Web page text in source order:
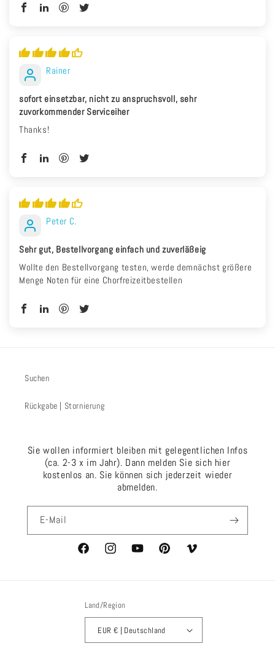
Rainer
sofort einsetzbar, nicht zu anspruchsvoll, sehr
zuvorkommender Serviceiher
Thanks!
Peter C.
Sehr gut, Bestellvorgang einfach und zuverläßeig
Wollte den Bestellvorgang testen, werde demnächst größere
Menge Noten für eine Chorfreizeitbestellen
Suchen
Rückgabe | Stornierung
Sie wollen informiert bleiben mit gelegentlichen Infos
(ca. 2-3 x im Jahr). Dann melden Sie sich hier
kostenlos an. Sie können sich jederzeit wieder
abmelden.
E-Mail
https://www.facebook.com/eckstein.hans.joachim/
https://www.instagram.com/
https://www.youtube.com/
https://www.pinterest.de/
Vimeo
Land/Region
EUR € | Deutschland